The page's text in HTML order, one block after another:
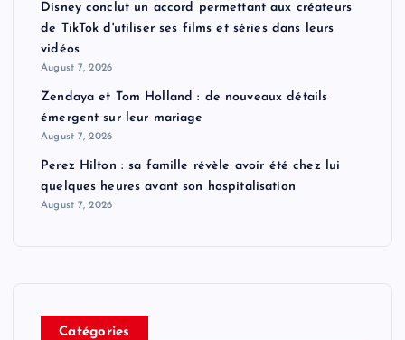
Disney conclut un accord permettant aux créateurs
de TikTok d'utiliser ses films et séries dans leurs
vidéos
August 7, 2026
Zendaya et Tom Holland : de nouveaux détails
émergent sur leur mariage
August 7, 2026
Perez Hilton : sa famille révèle avoir été chez lui
quelques heures avant son hospitalisation
August 7, 2026
Catégories